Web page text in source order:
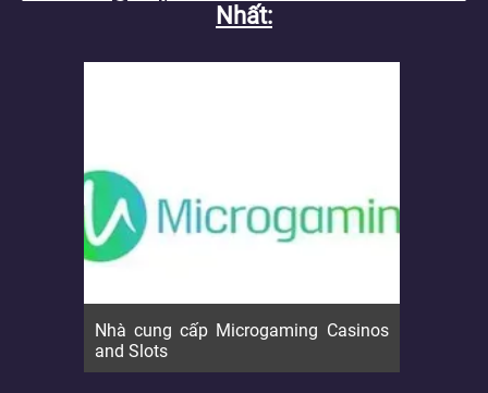
Nhất
Nhà cung cấp Microgaming Casinos
and Slots